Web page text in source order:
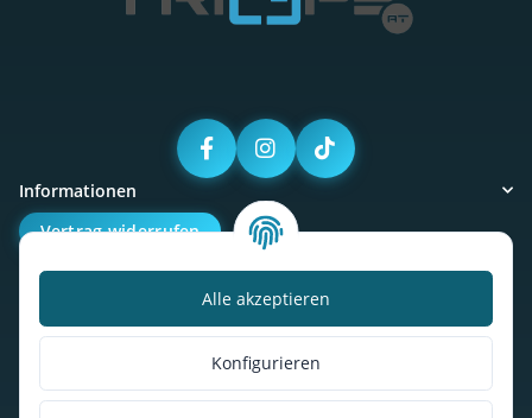
Alle akzeptieren
Konfigurieren
Informationen
Vertrag widerrufen
Kalorienbedarfsrechner
So findest du uns